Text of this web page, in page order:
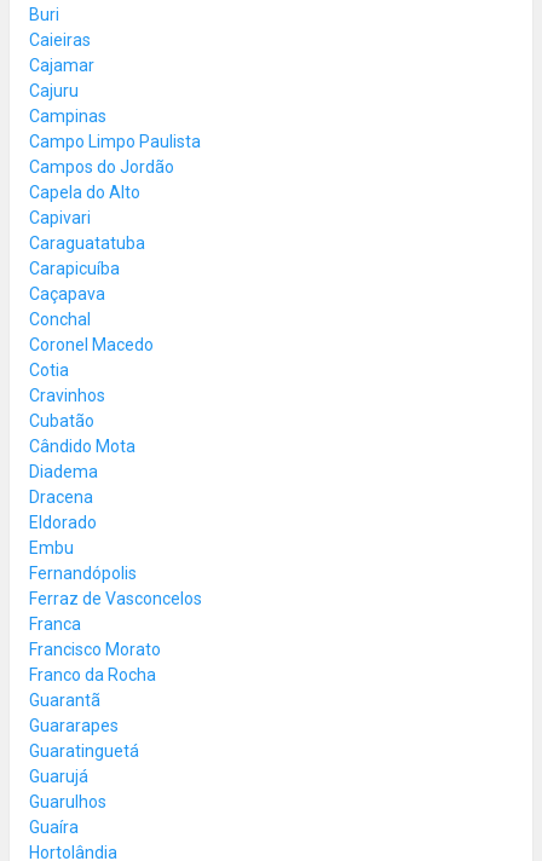
Buri
Caieiras
Cajamar
Cajuru
Campinas
Campo Limpo Paulista
Campos do Jordão
Capela do Alto
Capivari
Caraguatatuba
Carapicuíba
Caçapava
Conchal
Coronel Macedo
Cotia
Cravinhos
Cubatão
Cândido Mota
Diadema
Dracena
Eldorado
Embu
Fernandópolis
Ferraz de Vasconcelos
Franca
Francisco Morato
Franco da Rocha
Guarantã
Guararapes
Guaratinguetá
Guarujá
Guarulhos
Guaíra
Hortolândia